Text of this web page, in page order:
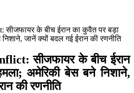
सीजफायर के बीच ईरान का कुवैत पर बड़ा
जानें क्यों बदल गई ईरान की रणनीति
सीजफायर के बीच ईरान
अमेरिकी बेस बने निशाने,
की रणनीति